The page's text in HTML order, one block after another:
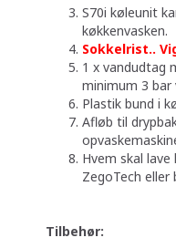
S70i køleunit
køkkenvasken. ​
​Sokkelrist..
1 x vandudtag
minimum 3 bar
Plastik bund i
Afløb til
Hvem skal lave
ZegoTech eller
Tilbehør: